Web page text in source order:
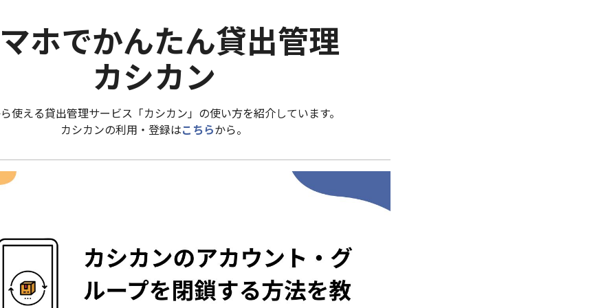
ホでかんたん貸出管理
カシカン
使える貸出管理サービス「カシカン」の使い方を紹介しています。
カシカンの利用・登録はこちらから。